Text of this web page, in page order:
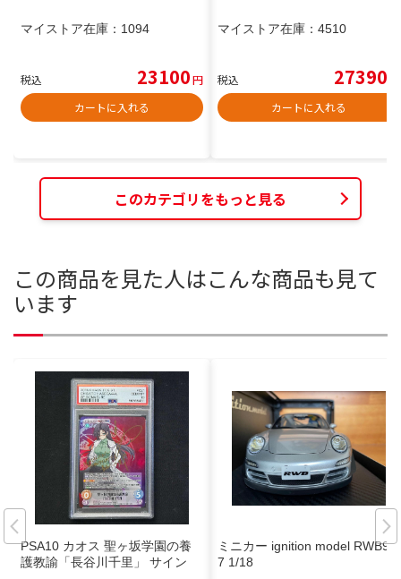
マイストア在庫： 1094
税込 23100円
カートに入れる
マイストア在庫： 4510
税込 27390
カートに入れる
このカテゴリをもっと見る
この商品を見た人はこんな商品も見て
います
PSA10 カオス 聖ヶ坂学園の養
護教諭「長谷川千里」 サイン
ミニカー ignition model RWB99
7 1/18